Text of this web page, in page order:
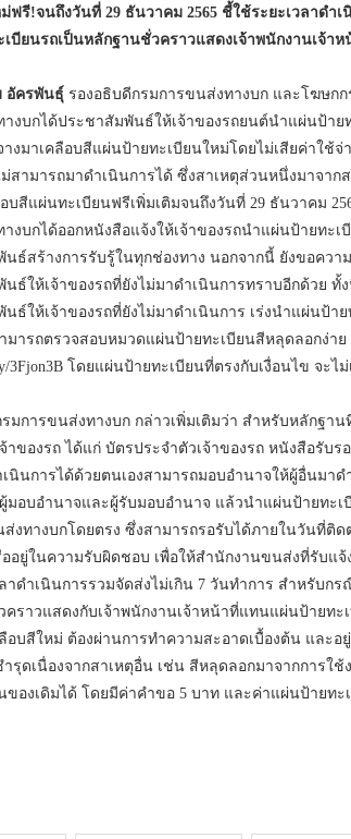
ม่ฟรี!จนถึงวันที่ 29 ธันวาคม 2565 ชี้ใช้ระยะเวลาดำ
บียนรถเป็นหลักฐานชั่วคราวแสดงเจ้าพนักงานเจ้า
อัครพันธุ์ รองอธิบดีกรมการขนส่งทางบก และโฆษก
างบกได้ประชาสัมพันธ์ให้เจ้าของรถยนต์นำแผ่นป้า
งมาเคลือบสีแผ่นป้ายทะเบียนใหม่โดยไม่เสียค่าใช้
สามารถมาดำเนินการได้ ซึ่งสาเหตุส่วนหนึ่งมาจา
บสีแผ่นทะเบียนฟรีเพิ่มเติมจนถึงวันที่ 29 ธันวาคม
งบกได้ออกหนังสือแจ้งให้เจ้าของรถนำแผ่นป้ายทะ
ธ์สร้างการรับรู้ในทุกช่องทาง นอกจากนี้ ยังขอควา
ธ์ให้เจ้าของรถที่ยังไม่มาดำเนินการทราบอีกด้วย
ธ์ให้เจ้าของรถที่ยังไม่มาดำเนินการ เร่งนำแผ่นป้า
มารถตรวจสอบหมวดแผ่นป้ายทะเบียนสีหลุดลอกง่า
3Fjon3B โดยแผ่นป้ายทะเบียนที่ตรงกับเงื่อนไข จะ
รมการขนส่งทางบก กล่าวเพิ่มเติมว่า สำหรับหลักฐ
าของรถ ได้แก่ บัตรประจำตัวเจ้าของรถ หนังสือรั
เนินการได้ด้วยตนเองสามารถมอบอำนาจให้ผู้อื่นม
มอบอำนาจและผู้รับมอบอำนาจ แล้วนำแผ่นป้ายทะ
ส่งทางบกโดยตรง ซึ่งสามารถรอรับได้ภายในวันที่
อยู่ในความรับผิดชอบ เพื่อให้สำนักงานขนส่งที่รับแ
าดำเนินการรวมจัดส่งไม่เกิน 7 วันทำการ สำหรับก
ราวแสดงกับเจ้าพนักงานเจ้าหน้าที่แทนแผ่นป้ายทะ
ลือบสีใหม่ ต้องผ่านการทำความสะอาดเบื้องต้น แล
รุดเนื่องจากสาเหตุอื่น เช่น สีหลุดลอกมาจากการใ
องเดิมได้ โดยมีค่าคำขอ 5 บาท และค่าแผ่นป้ายทะ